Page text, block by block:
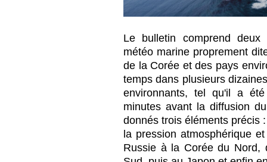
Le bulletin comprend
météo marine proprement
de la Corée et des pays
temps dans plusieurs
environnants, tel qu'il a
minutes avant la diffusion
donnés trois éléments précis
la pression atmosphérique
Russie à la Corée du